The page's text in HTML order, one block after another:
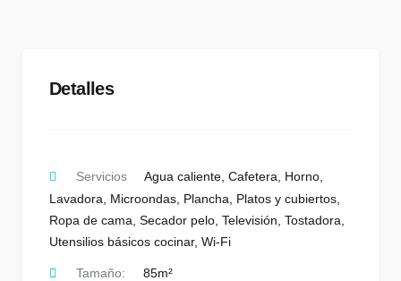
Detalles
Servicios Agua caliente Cafetera Horno
Lavadora
Microondas Plancha Platos y cubiertos
Ropa de cama Secador pelo Televisión Tostadora
Utensilios básicos cocinar, Wi-Fi
Tamaño: 85m²